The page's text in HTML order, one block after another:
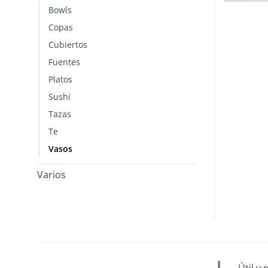
Bowls
Copas
Cubiertos
Fuentes
Platos
Sushi
Tazas
Te
Vasos
Varios